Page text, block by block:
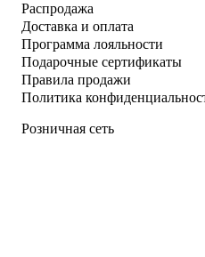
Распродажа
Доставка и оплата
Программа лояльности
Подарочные сертификаты
Правила продажи
Политика
Розничная сеть